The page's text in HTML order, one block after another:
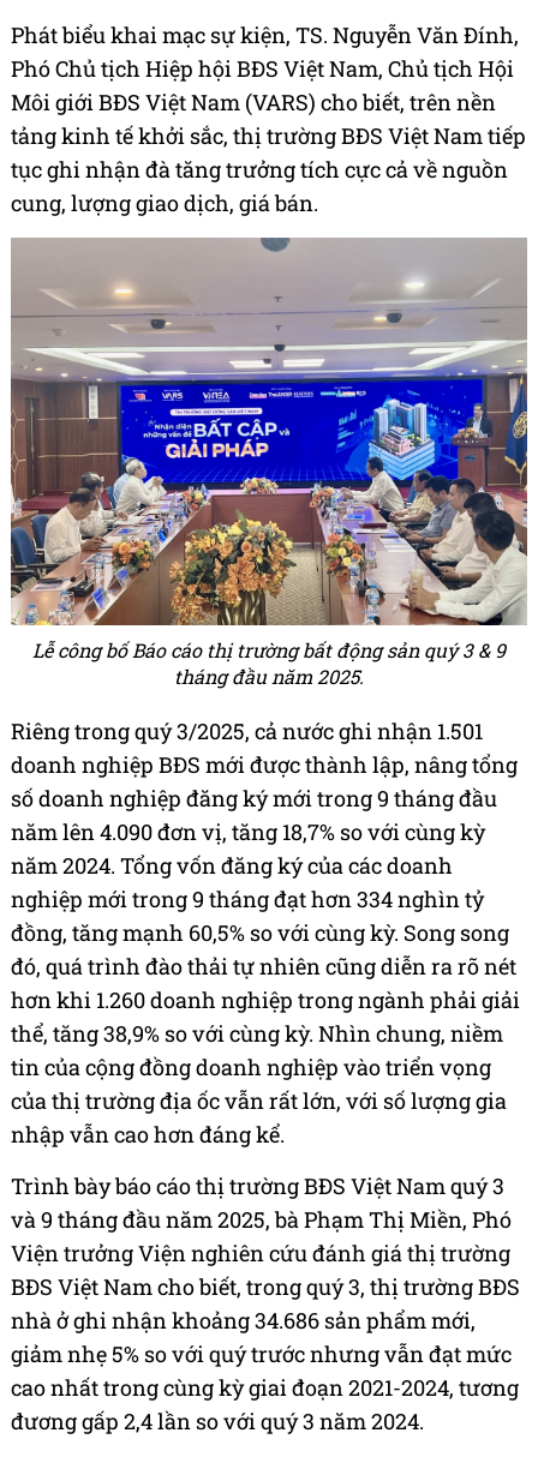
Phát biểu khai mạc sự kiện, TS. Nguyễn Văn Đính,
Phó Chủ tịch Hiệp hội BĐS Việt Nam, Chủ tịch Hội
Môi giới BĐS Việt Nam (VARS) cho biết, trên nền
tảng kinh tế khởi sắc, thị trường BĐS Việt Nam tiếp
tục ghi nhận đà tăng trưởng tích cực cả về nguồn
cung, lượng giao dịch, giá bán.
Lễ công bố Báo cáo thị trường bất động sản quý 3 & 9
tháng đầu năm 2025.
Riêng trong quý 3/2025, cả nước ghi nhận 1.501
doanh nghiệp BĐS mới được thành lập, nâng tổng
số doanh nghiệp đăng ký mới trong 9 tháng đầu
năm lên 4.090 đơn vị, tăng 18,7% so với cùng kỳ
năm 2024. Tổng vốn đăng ký của các doanh
nghiệp mới trong 9 tháng đạt hơn 334 nghìn tỷ
đồng, tăng mạnh 60,5% so với cùng kỳ. Song song
đó, quá trình đào thải tự nhiên cũng diễn ra rõ nét
hơn khi 1.260 doanh nghiệp trong ngành phải giải
thể, tăng 38,9% so với cùng kỳ. Nhìn chung, niềm
tin của cộng đồng doanh nghiệp vào triển vọng
của thị trường địa ốc vẫn rất lớn, với số lượng gia
nhập vẫn cao hơn đáng kể.
Trình bày báo cáo thị trường BĐS Việt Nam quý 3
và 9 tháng đầu năm 2025, bà Phạm Thị Miền, Phó
Viện trưởng Viện nghiên cứu đánh giá thị trường
BĐS Việt Nam cho biết, trong quý 3, thị trường BĐS
nhà ở ghi nhận khoảng 34.686 sản phẩm mới,
giảm nhẹ 5% so với quý trước nhưng vẫn đạt mức
cao nhất trong cùng kỳ giai đoạn 2021-2024, tương
đương gấp 2,4 lần so với quý 3 năm 2024.